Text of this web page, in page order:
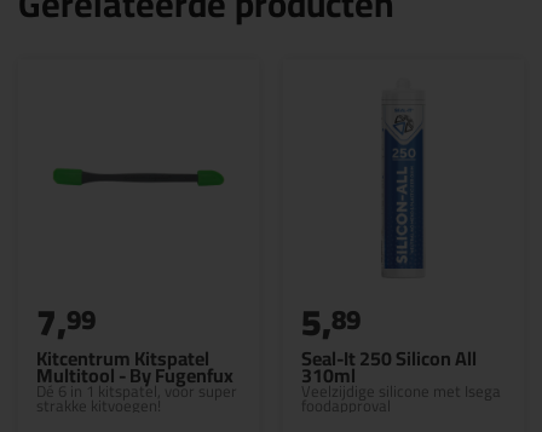
Kitcentrum Kitspatel
Multitool - By Fugenfux
Dé 6 in 1 kitspatel, voor super
strakke kitvoegen!
7,99
Seal-It 250 Silicon All
310ml
Veelzijdige silicone met Isega
foodapproval
5,89